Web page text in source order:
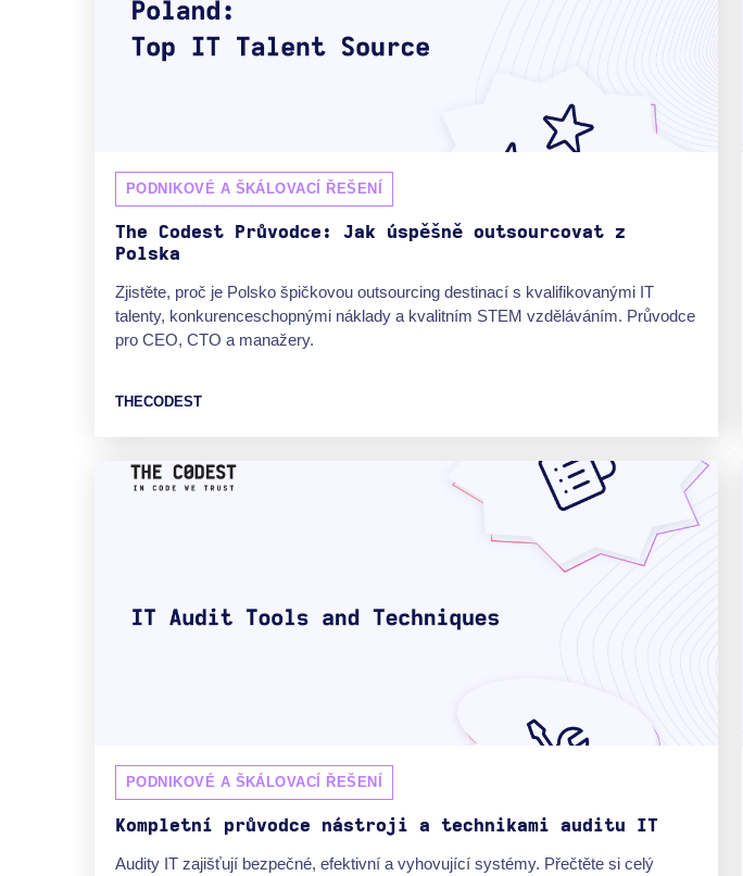
PODNIKOVÉ A ŠKÁLOVACÍ ŘEŠENÍ
The Codest Průvodce: Jak úspěšně outsourcovat z
Polska
Zjistěte, proč je Polsko špičkovou outsourcing destinací s kvalifikovanými IT
talenty, konkurenceschopnými náklady a kvalitním STEM vzděláváním. Průvodce
pro CEO, CTO a manažery.
THECODEST
PODNIKOVÉ A ŠKÁLOVACÍ ŘEŠENÍ
Kompletní průvodce nástroji a technikami auditu IT
Audity IT zajišťují bezpečné, efektivní a vyhovující systémy. Přečtěte si celý